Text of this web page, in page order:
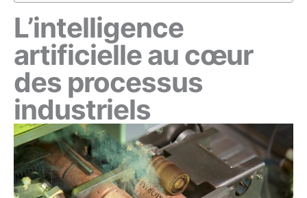
L’intelligence
artificielle au cœur
des processus
industriels